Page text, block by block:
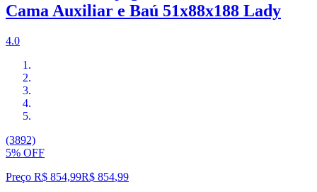
Cama Auxiliar e Baú 51x88x188 Lady
4.0
(3892)
5% OFF
Preço R$ 854,99R$ 854,99